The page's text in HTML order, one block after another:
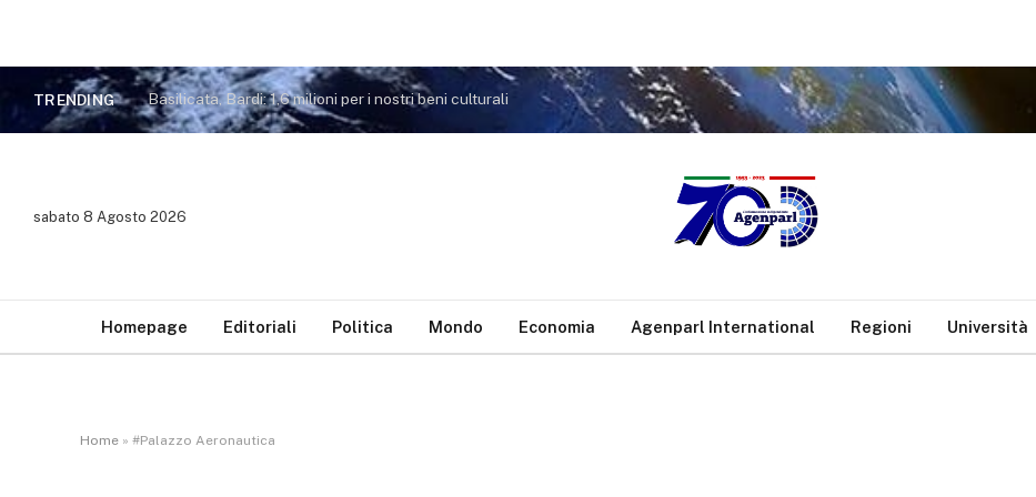
TRENDING Basilicata, Bardi: 1,6 milioni per i nostri beni culturali
sabato 8 Agosto 2026
Homepage Editoriali Politica Mondo Economia Agenparl International Regioni Università
Home » #Palazzo Aeronautica